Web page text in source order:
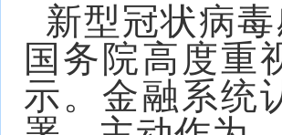
新型冠状病
国务院高度重
示。金融系统